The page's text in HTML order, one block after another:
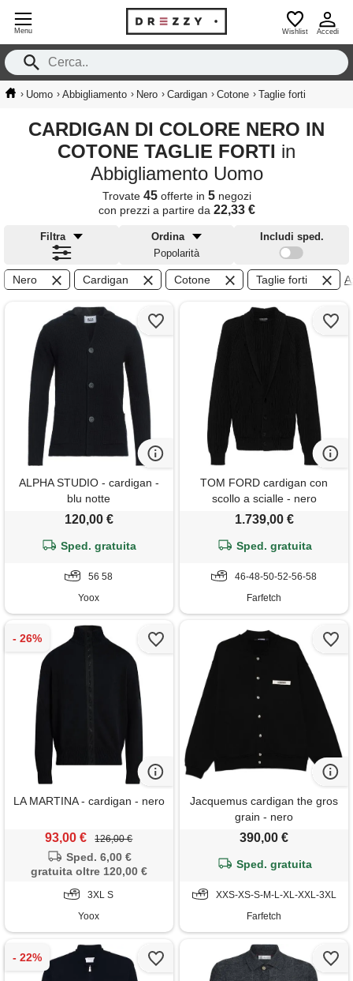
Menu Wishlist Accedi
› Uomo › Abbigliamento › Nero › Cardigan › Cotone › Taglie forti
CARDIGAN DI COLORE NERO IN
COTONE TAGLIE FORTI in
Abbigliamento Uomo
Trovate 45offerte in 5negozi
con prezzi a partire da 22,33 €
Filtra
Ordina
Popolarità
Includi sped.
Nero Cardigan Cotone Taglie forti
ALPHA STUDIO - cardigan -
blu notte
120,00 €
Sped. gratuita
56 58
Yoox
TOM FORD cardigan con
scollo a scialle - nero
1.739,00 €
Sped. gratuita
46-48-50-52-56-58
Farfetch
LA MARTINA - cardigan - nero
93,00 € 126,00 €
Sped. 6,00 €
gratuita oltre 120,00 €
3XL S
Yoox
Jacquemus cardigan the gros
grain - nero
390,00 €
Sped. gratuita
XXS-XS-S-M-L-XL-XXL-3XL
Farfetch